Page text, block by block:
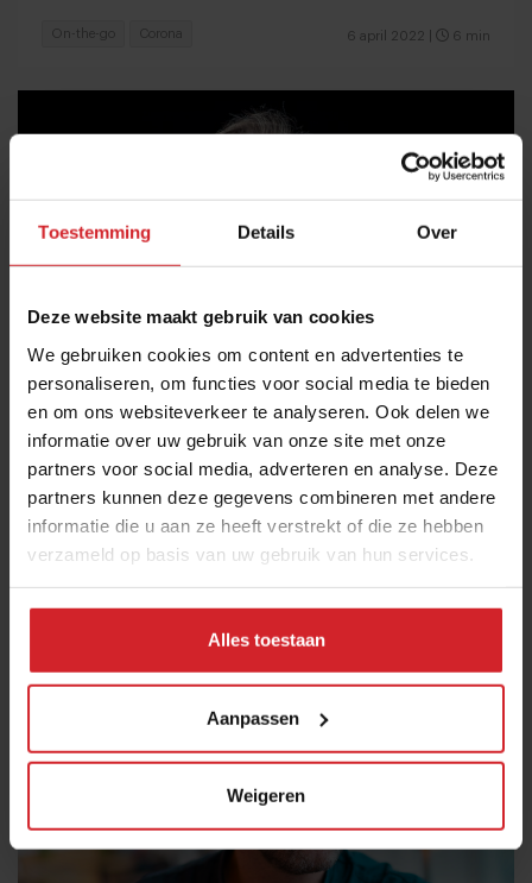
Toestemming Details Over
Deze website maakt gebruik van cookies
We gebruiken cookies om content en advertenties te
personaliseren, om functies voor social media te bieden
en om ons websiteverkeer te analyseren. Ook delen we
informatie over uw gebruik van onze site met onze
partners voor social media, adverteren en analyse. Deze
partners kunnen deze gegevens combineren met andere
informatie die u aan ze heeft verstrekt of die ze hebben
verzameld op basis van uw gebruik van hun services.
Alles toestaan
Aanpassen
Weigeren
6 april 2022 6 min
On-the-go Corona
Prijsstijgingen in food zijn historisch hoog
Consument moet laveren tussen verlangen naar feest en
vrees voor inflatie